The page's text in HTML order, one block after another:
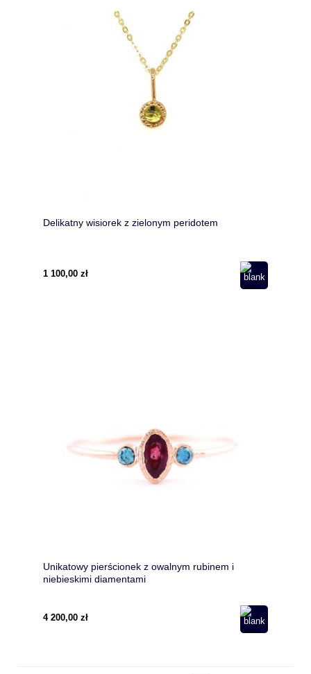
Delikatny wisiorek z zielonym peridotem
1 100,00 zł
Unikatowy pierścionek z owalnym rubinem i
niebieskimi diamentami
4 200,00 zł